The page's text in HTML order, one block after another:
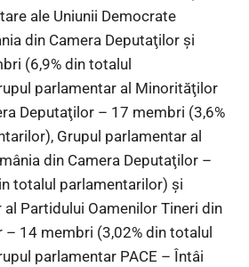
ale Uniunii Democrate
din Camera Deputaţilor şi
(6,9% din totalul
parlamentar al Minorităţilor
Deputaţilor – 17 membri (3,6%
Grupul parlamentar al
din Camera Deputaţilor –
totalul parlamentarilor) şi
Partidului Oamenilor Tineri din
– 14 membri (3,02% din totalul
parlamentar PACE – Întâi